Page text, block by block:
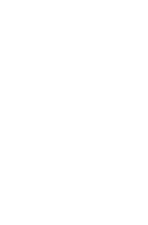
VIỆN HỌC LIỆU